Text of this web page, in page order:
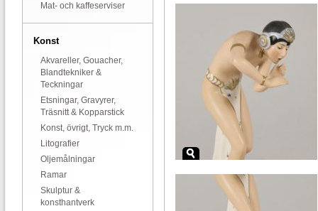
Mat- och kaffeserviser
Konst
Akvareller, Gouacher,
Blandtekniker &
Teckningar
Etsningar, Gravyrer,
Träsnitt & Kopparstick
Konst, övrigt, Tryck m.m.
Litografier
Oljemålningar
Ramar
Skulptur &
konsthantverk